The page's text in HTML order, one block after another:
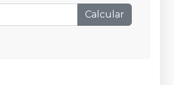
Calcular